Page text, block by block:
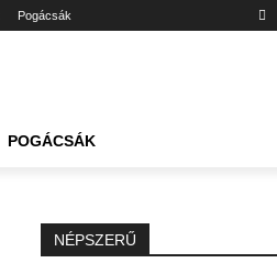
Pogácsák
POGÁCSÁK
NÉPSZERŰ